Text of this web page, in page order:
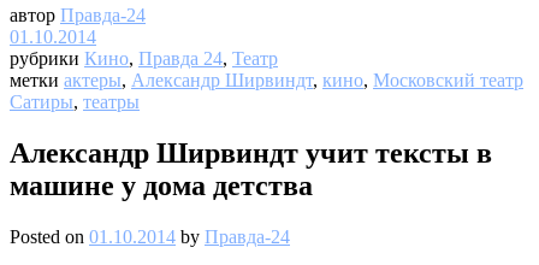
автор Правда-24
01.10.2014
рубрики Кино, Правда 24, Театр
метки актеры, Александр Ширвиндт, кино, Московский театр
Сатиры, театры
Александр Ширвиндт учит тексты в
машине у дома детства
Posted on 01.10.2014 by Правда-24